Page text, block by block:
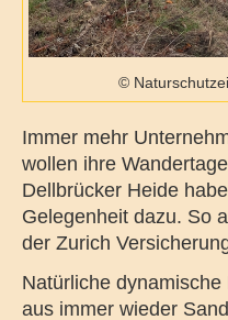
©
Immer mehr
wollen ihre
Dellbrücker Heide
Gelegenheit dazu. So
der Zurich
Natürliche
aus immer wieder